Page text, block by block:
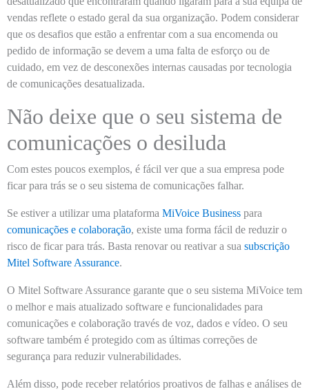
vendas reflete o estado geral da sua organização. Podem considerar
que os desafios que estão a enfrentar com a sua encomenda ou
pedido de informação se devem a uma falta de esforço ou de
cuidado, em vez de desconexões internas causadas por tecnologia
de comunicações desatualizada.
Não deixe que o seu sistema de
comunicações o desiluda
Com estes poucos exemplos, é fácil ver que a sua empresa pode
ficar para trás se o seu sistema de comunicações falhar.
Se estiver a utilizar uma plataforma MiVoice Business para
comunicações e colaboração, existe uma forma fácil de reduzir o
risco de ficar para trás. Basta renovar ou reativar a sua subscrição
Mitel Software Assurance.
O Mitel Software Assurance garante que o seu sistema MiVoice tem
o melhor e mais atualizado software e funcionalidades para
comunicações e colaboração través de voz, dados e vídeo. O seu
software também é protegido com as últimas correções de
segurança para reduzir vulnerabilidades.
Além disso, pode receber relatórios proativos de falhas e análises de